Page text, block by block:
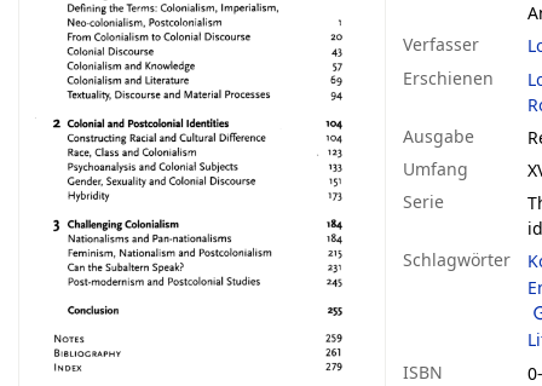
Verfasser
Erschienen
Ausgabe
Umfang
Serie
Schlagwörter
ISBN